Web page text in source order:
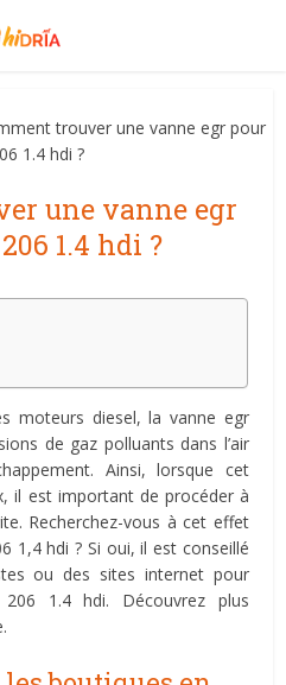
trouver une vanne egr pour
1.4 hdi ?
une vanne egr
1.4 hdi ?
moteurs diesel, la vanne egr
de gaz polluants dans l’air
Ainsi, lorsque cet
il est important de procéder à
Recherchez-vous à cet effet
1,4 hdi ? Si oui, il est conseillé
ou des sites internet pour
1.4 hdi. Découvrez plus